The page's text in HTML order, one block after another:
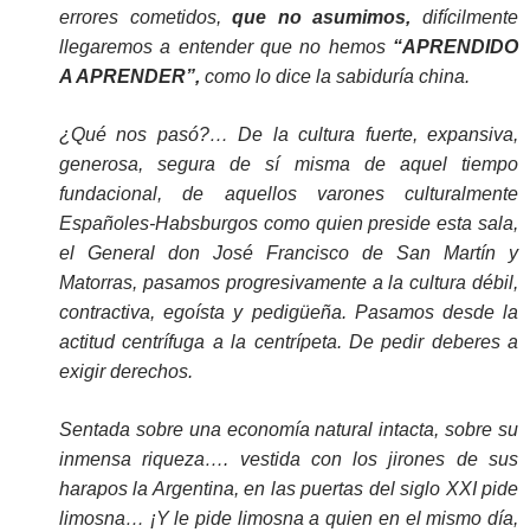
errores cometidos,que no asumimos, difícilmente
llegaremos a entender que no hemos “APRENDIDO
A APRENDER”, como lo dice la sabiduría china.
¿Qué nos pasó?… De la cultura fuerte, expansiva,
generosa, segura de sí misma de aquel tiempo
fundacional, de aquellos varones culturalmente
Españoles-Habsburgos como quien preside esta sala,
el General don José Francisco de San Martín y
Matorras, pasamos progresivamente a la cultura débil,
contractiva, egoísta y pedigüeña. Pasamos desde la
actitud centrífuga a la centrípeta. De pedir deberes a
exigir derechos.
Sentada sobre una economía natural intacta, sobre su
inmensa riqueza…. vestida con los jirones de sus
harapos la Argentina, en las puertas del siglo XXI pide
limosna… ¡Y le pide limosna a quien en el mismo día,